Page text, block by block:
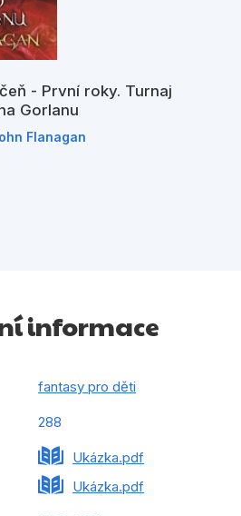
- První roky. Turnaj
Gorlanu
Flanagan
informace
fantasy pro děti
288
Ukázka.pdf
Ukázka.pdf